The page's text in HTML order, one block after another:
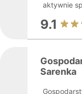
aktywnie
9.1
Sarenka